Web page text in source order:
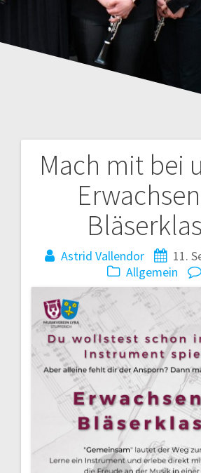
Mach mit bei
Astrid Vallendor
11.
Allgemein